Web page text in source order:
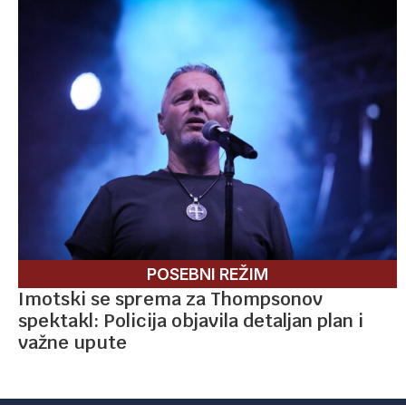
POSEBNI REŽIM
Imotski se sprema za Thompsonov
spektakl: Policija objavila detaljan plan i
važne upute